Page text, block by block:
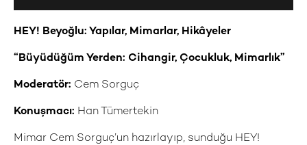
HEY! Beyoğlu: Yapılar, Mimarlar, Hikâyeler
“Büyüdüğüm Yerden: Cihangir, Çocukluk, Mimarlık”
Moderatör: Cem Sorguç
Konuşmacı: Han Tümertekin
Mimar Cem Sorguç’un hazırlayıp, sunduğu HEY!